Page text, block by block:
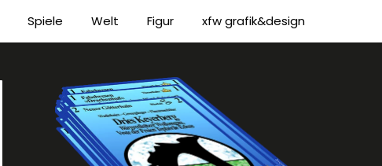
Spiele Welt Figur xfw grafik&design